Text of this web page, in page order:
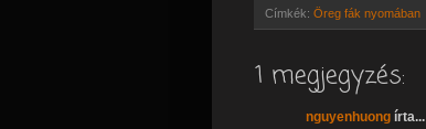
Címkék: Öreg fák nyomában
1 megjegyzés:
nguyenhuong írta...